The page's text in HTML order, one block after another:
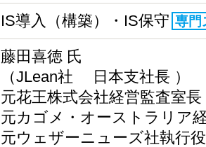
IS導入（構築）・IS保守 専門
藤田喜徳 氏
（JLean社 日本支社長 ）
元花王株式会社経営監査室長
元カゴメ・オーストラリア
元ウェザーニューズ社執行